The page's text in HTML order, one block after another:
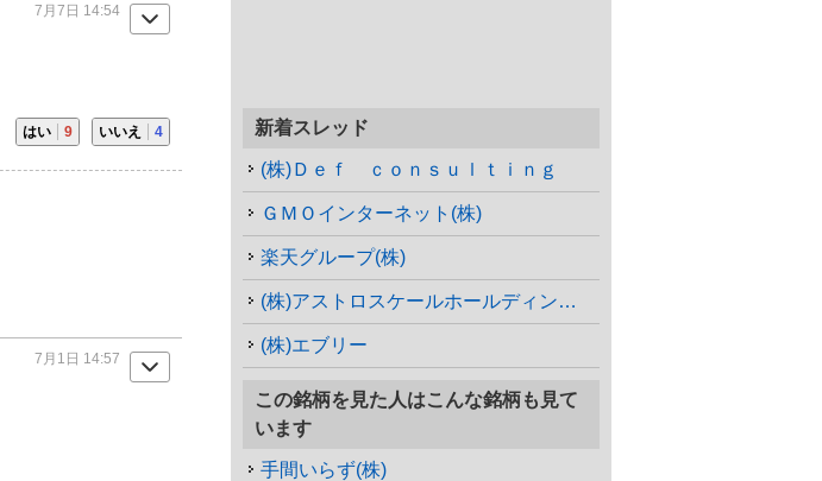
7月7日 14:54
はい 9 いいえ 4
7月1日 14:57
新着スレッド
(株)Ｄｅｆ ｃｏｎｓｕｌｔｉｎｇ
ＧＭＯインターネット(株)
楽天グループ(株)
(株)アストロスケールホールディングス
(株)エブリー
この銘柄を見た人はこんな銘柄も見て
います
手間いらず(株)